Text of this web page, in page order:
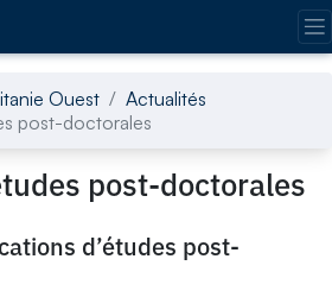
Ouest
Actualités
post-doctorales
post-doctorales
d’études post-